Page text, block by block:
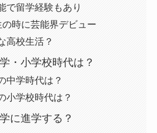
で留学経験もあり
時に芸能界デビュー
高校生活？
・小学校時代は？
中学時代は？
小学校時代は？
に進学する？